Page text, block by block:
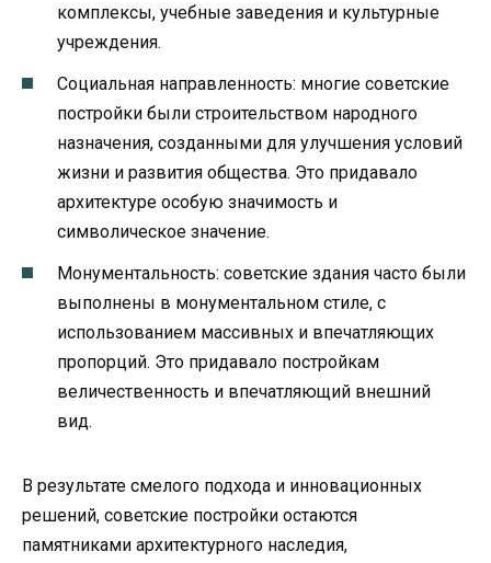
комплексы, учебные заведения и культурные
учреждения.
Социальная направленность: многие советские
постройки были строительством народного
назначения, созданными для улучшения условий
жизни и развития общества. Это придавало
архитектуре особую значимость и
символическое значение.
Монументальность: советские здания часто были
выполнены в монументальном стиле, с
использованием массивных и впечатляющих
пропорций. Это придавало постройкам
величественность и впечатляющий внешний
вид.
В результате смелого подхода и инновационных
решений, советские постройки остаются
памятниками архитектурного наследия,